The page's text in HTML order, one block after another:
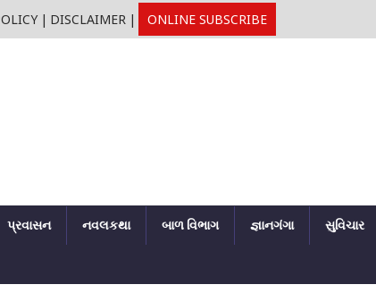
| DISCLAIMER | ONLINE SUBSCRIBE
પ્રવાસન નવલકથા બાળ વિભાગ જ્ઞાનગંગા સુવિચાર